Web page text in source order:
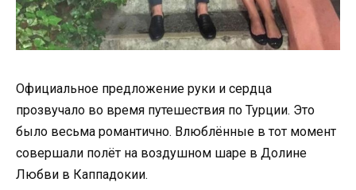
Официальное предложение руки и сердца
прозвучало во время путешествия по Турции. Это
было весьма романтично. Влюблённые в тот момент
совершали полёт на воздушном шаре в Долине
Любви в Каппадокии.